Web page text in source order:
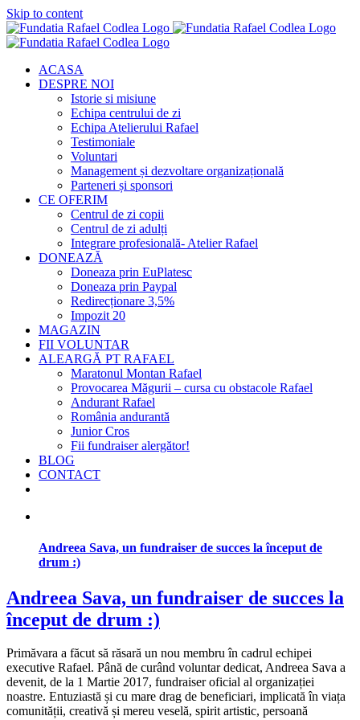
Skip to content
ACASA
DESPRE NOI
Istorie si misiune
Echipa centrului de zi
Echipa Atelierului Rafael
Testimoniale
Voluntari
Management și dezvoltare organizațională
Parteneri și sponsori
CE OFERIM
Centrul de zi copii
Centrul de zi adulți
Integrare profesională- Atelier Rafael
DONEAZĂ
Doneaza prin EuPlatesc
Doneaza prin Paypal
Redirecționare 3,5%
Impozit 20
MAGAZIN
FII VOLUNTAR
ALEARGĂ PT RAFAEL
Maratonul Montan Rafael
Provocarea Măgurii – cursa cu obstacole Rafael
Andurant Rafael
România andurantă
Junior Cros
Fii fundraiser alergător!
BLOG
CONTACT
Andreea Sava, un fundraiser de succes la început de
drum :)
Andreea Sava, un fundraiser de succes la
început de drum :)
Primăvara a făcut să răsară un nou membru în cadrul echipei
executive Rafael. Până de curând voluntar dedicat, Andreea Sava a
devenit, de la 1 Martie 2017, fundraiser oficial al organizației
noastre. Entuziastă și cu mare drag de beneficiari, implicată în viața
comunității, creativă și mereu veselă, spirit artistic, persoană